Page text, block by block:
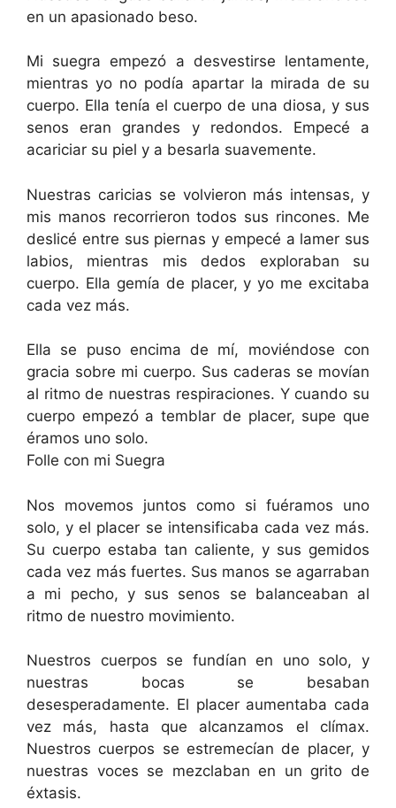
en un apasionado beso.
Mi suegra empezó a desvestirse lentamente,
mientras yo no podía apartar la mirada de su
cuerpo. Ella tenía el cuerpo de una diosa, y sus
senos eran grandes y redondos. Empecé a
acariciar su piel y a besarla suavemente.
Nuestras caricias se volvieron más intensas, y
mis manos recorrieron todos sus rincones. Me
deslicé entre sus piernas y empecé a lamer sus
labios, mientras mis dedos exploraban su
cuerpo. Ella gemía de placer, y yo me excitaba
cada vez más.
Ella se puso encima de mí, moviéndose con
gracia sobre mi cuerpo. Sus caderas se movían
al ritmo de nuestras respiraciones. Y cuando su
cuerpo empezó a temblar de placer, supe que
éramos uno solo.
Folle con mi Suegra
Nos movemos juntos como si fuéramos uno
solo, y el placer se intensificaba cada vez más.
Su cuerpo estaba tan caliente, y sus gemidos
cada vez más fuertes. Sus manos se agarraban
a mi pecho, y sus senos se balanceaban al
ritmo de nuestro movimiento.
Nuestros cuerpos se fundían en uno solo, y
nuestras bocas se besaban
desesperadamente. El placer aumentaba cada
vez más, hasta que alcanzamos el clímax.
Nuestros cuerpos se estremecían de placer, y
nuestras voces se mezclaban en un grito de
éxtasis.